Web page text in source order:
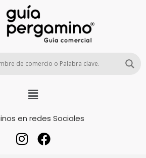
en redes Sociales